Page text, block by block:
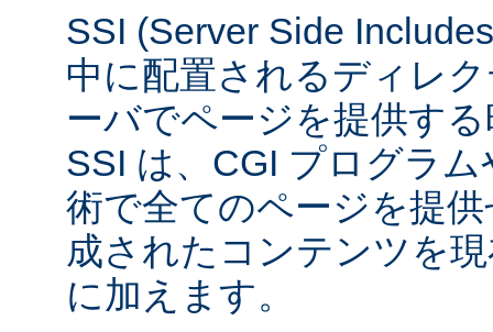
SSI (Server Side
中に配置されるディレ
ーバでページを提供す
SSI は、CGI プログラ
術で全てのページを提
成されたコンテンツを
に加えます。